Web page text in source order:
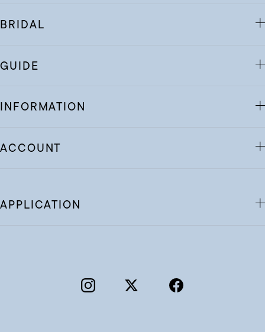
BRIDAL
GUIDE
INFORMATION
ACCOUNT
APPLICATION